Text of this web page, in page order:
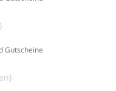
Gutscheine